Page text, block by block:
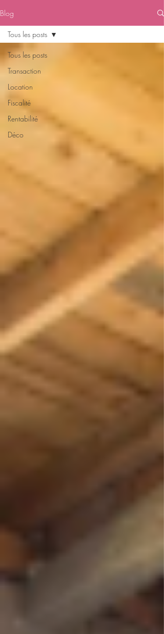
Blog
Tous les posts
Transaction
Location
Fiscalité
Rentabilité
Déco
Tous les posts